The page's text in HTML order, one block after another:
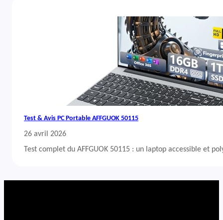
Test & Avis PC Portable AFFGUOK 50115
26 avril 2026
Test complet du AFFGUOK 50115 : un laptop accessible